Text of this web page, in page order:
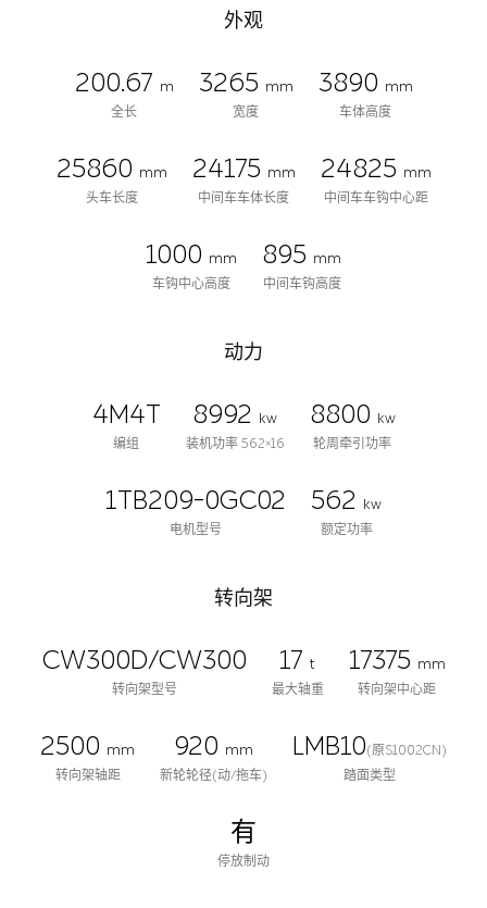
外观
200.67 m
全长
3265 mm
宽度
3890 mm
车体高度
25860 mm
头车长度
24175 mm
中间车车体长度
24825 mm
中间车车钩中心距
1000 mm
车钩中心高度
895 mm
中间车钩高度
动力
4M4T
编组
8992
kw
装机功率 562×16
8800 kw
轮周牵引功率
1TB209-0GC02
电机型号
562
kw
额定功率
转向架
CW300D/CW300
转向架型号
17 t
最大轴重
17375 mm
转向架中心距
2500 mm
转向架轴距
920 mm
新轮轮径(动/拖车)
LMB10(原S1002CN)
踏面类型
有
停放制动